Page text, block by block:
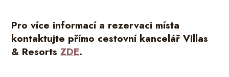
Pro více informací a rezervaci místa
kontaktujte přímo cestovní kancelář Villas
& ResortsZDE.